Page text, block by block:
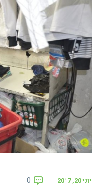
יוני 20, 2017 0